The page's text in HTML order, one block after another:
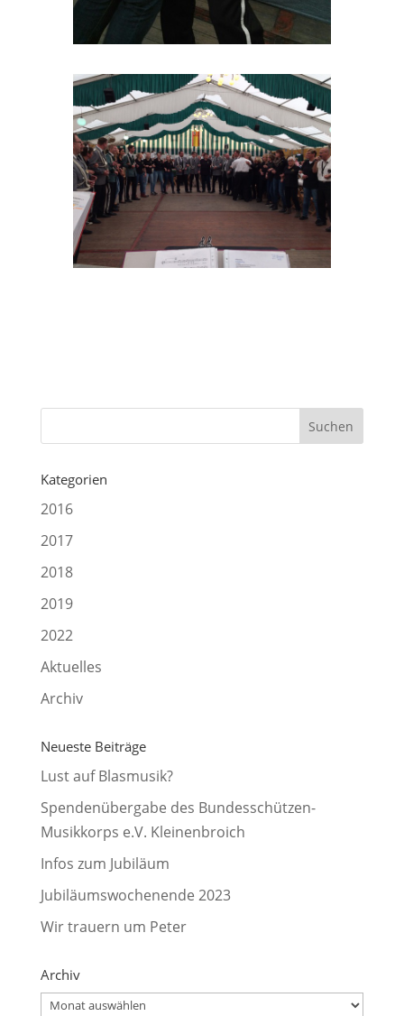
Kategorien
2016
2017
2018
2019
2022
Aktuelles
Archiv
Neueste Beiträge
Lust auf Blasmusik?
Spendenübergabe des Bundesschützen-
Musikkorps e.V. Kleinenbroich
Infos zum Jubiläum
Jubiläumswochenende 2023
Wir trauern um Peter
Archiv
Archiv